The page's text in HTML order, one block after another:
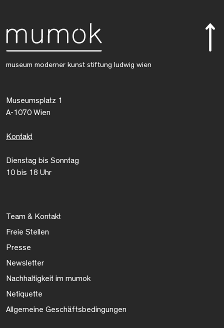
museum moderner kunst stiftung ludwig wien
Museumsplatz 1
A-1070 Wien
Kontakt
Dienstag bis Sonntag
10 bis 18 Uhr
Team & Kontakt
Freie Stellen
Presse
Newsletter
Nachhaltigkeit im mumok
Netiquette
Allgemeine Geschäftsbedingungen